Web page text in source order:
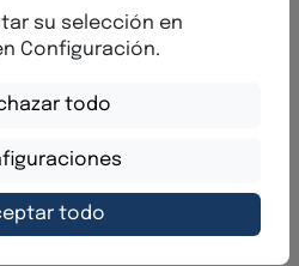
BVNM
su selección en
Configuración.
todo
todo